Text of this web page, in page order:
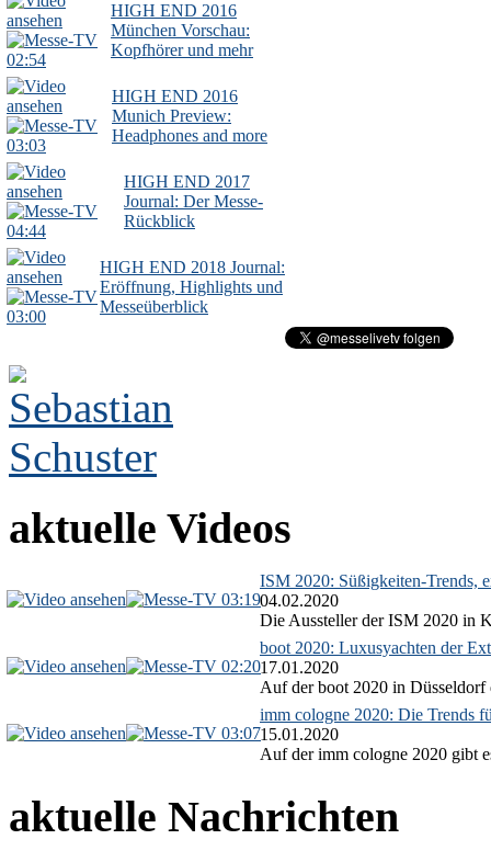
02:54
HIGH END 2016
München Vorschau:
Kopfhörer und mehr
03:03
HIGH END 2016
Munich Preview:
Headphones and more
04:44
HIGH END 2017
Journal: Der Messe-
Rückblick
03:00
HIGH END 2018 Journal:
Eröffnung, Highlights und
Messeüberblick
aktuelle Videos
03:19
ISM 2020: Süßigkeiten-Trends,
04.02.2020
Die Aussteller der ISM 2020 in
02:20
boot 2020: Luxusyachten der
17.01.2020
Auf der boot 2020 in Düsseldorf
03:07
imm cologne 2020: Die Trends
15.01.2020
Auf der imm cologne 2020 gibt
aktuelle Nachrichten